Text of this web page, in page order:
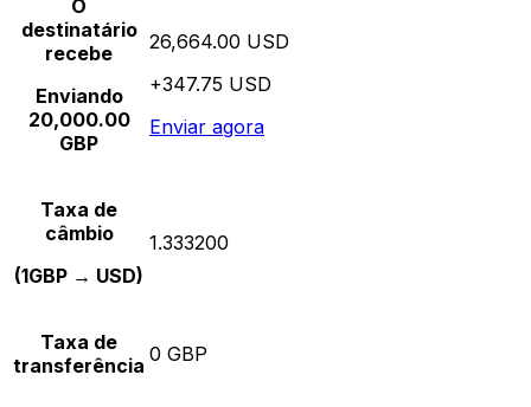
O
destinatário
recebe
Enviando
20,000.00
GBP
26,664.00 USD
+347.75 USD
Enviar agora
Taxa de
câmbio
(1GBP → USD)
1.333200
Taxa de
transferência 0 GBP